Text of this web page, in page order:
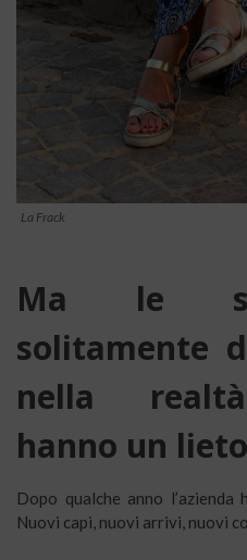
La Frack
Ma le
solitamente
nella
hanno un
Dopo qualche anno
Nuovi capi, nuovi arrivi, nuovi